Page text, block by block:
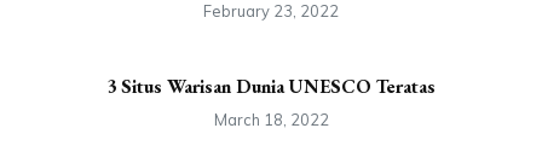
February 23, 2022
3 Situs Warisan Dunia UNESCO Teratas
March 18, 2022